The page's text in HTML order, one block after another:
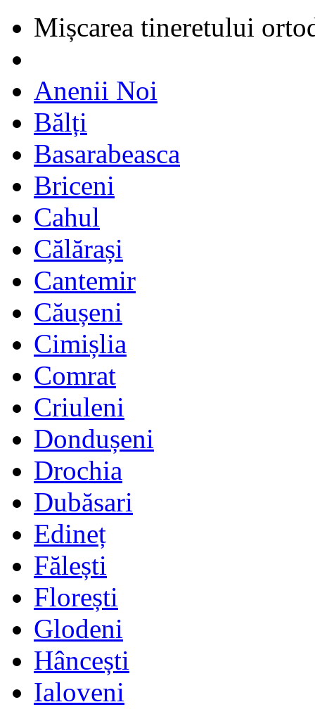
Mișcarea tineretului
Anenii Noi
Bălți
Basarabeasca
Briceni
Cahul
Călărași
Cantemir
Căușeni
Cimișlia
Comrat
Criuleni
Dondușeni
Drochia
Dubăsari
Edineț
Fălești
Florești
Glodeni
Hâncești
Ialoveni